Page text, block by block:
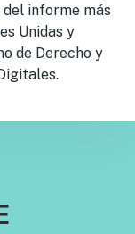
del informe más
Unidas y
de Derecho y